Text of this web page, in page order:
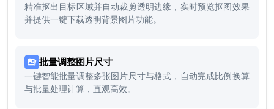
精准抠出目标区域并自动裁剪透明边缘，实时预览抠图效果
并提供一键下载透明背景图片功能。
批量调整图片尺寸
一键智能批量调整多张图片尺寸与格式，自动完成比例换算
与批量处理计算，直观高效。